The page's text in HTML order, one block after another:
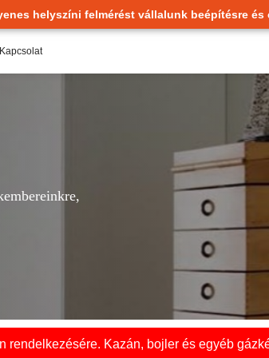
helyszíni felmérést vállalunk beépítésre és
Kapcsolat
rendelkezésére. Kazán, bojler és egyéb